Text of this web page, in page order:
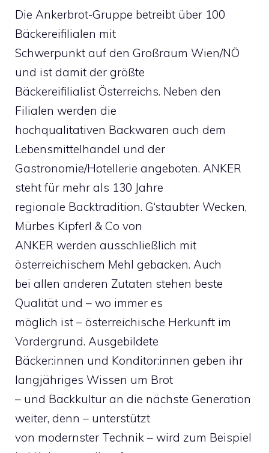
Die Ankerbrot-Gruppe betreibt über 100
Bäckereifilialen mit
Schwerpunkt auf den Großraum Wien/NÖ
und ist damit der größte
Bäckereifilialist Österreichs. Neben den
Filialen werden die
hochqualitativen Backwaren auch dem
Lebensmittelhandel und der
Gastronomie/Hotellerie angeboten. ANKER
steht für mehr als 130 Jahre
regionale Backtradition. G‘staubter Wecken,
Mürbes Kipferl & Co von
ANKER werden ausschließlich mit
österreichischem Mehl gebacken. Auch
bei allen anderen Zutaten stehen beste
Qualität und – wo immer es
möglich ist – österreichische Herkunft im
Vordergrund. Ausgebildete
Bäcker:innen und Konditor:innen geben ihr
langjähriges Wissen um Brot
– und Backkultur an die nächste Generation
weiter, denn – unterstützt
von modernster Technik – wird zum Beispiel